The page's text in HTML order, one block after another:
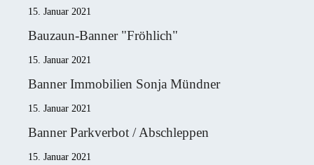
15. Januar 2021
Bauzaun-Banner "Fröhlich"
15. Januar 2021
Banner Immobilien Sonja Mündner
15. Januar 2021
Banner Parkverbot / Abschleppen
15. Januar 2021